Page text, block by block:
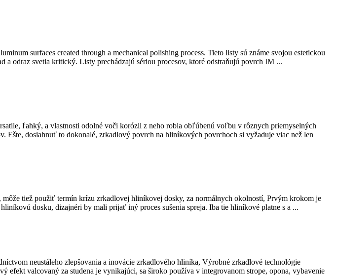
surfaces created through a mechanical polishing process. Tieto listy sú známe svojou estetickou
odraz svetla kritický. Listy prechádzajú sériou procesov, ktoré odstraňujú povrch IM ...
, ľahký, a vlastnosti odolné voči korózii z neho robia obľúbenú voľbu v rôznych priemyselných
Ešte, dosiahnuť to dokonalé, zrkadlový povrch na hliníkových povrchoch si vyžaduje viac než len
tiež použiť termín krízu zrkadlovej hliníkovej dosky, za normálnych okolností, Prvým krokom je
dosku, dizajnéri by mali prijať iný proces sušenia spreja. Iba tie hliníkové platne s a ...
neustáleho zlepšovania a inovácie zrkadlového hliníka, Výrobné zrkadlové technológie
valcovaný za studena je vynikajúci, sa široko používa v integrovanom strope, opona, vybavenie